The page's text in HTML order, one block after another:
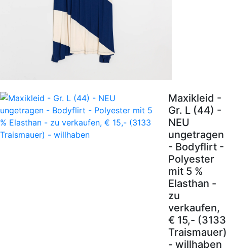
Maxikleid -
Gr. L (44) -
NEU
ungetragen
- Bodyflirt -
Polyester
mit 5 %
Elasthan -
zu
verkaufen,
€ 15,- (3133
Traismauer)
- willhaben